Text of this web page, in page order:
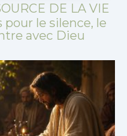
DE LA VIE
pour le silence, le
avec Dieu